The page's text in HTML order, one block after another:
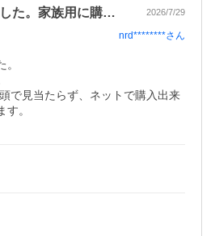
注文後すぐに届きました。家族用に購入し… 2026/7/29
nrd********さん
で見当たらず、ネットで購入出来
。